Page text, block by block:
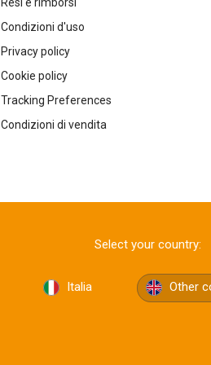
Condizioni d'uso
Privacy policy
Cookie policy
Tracking Preferences
Condizioni di vendita
Select your country:
Italia Other